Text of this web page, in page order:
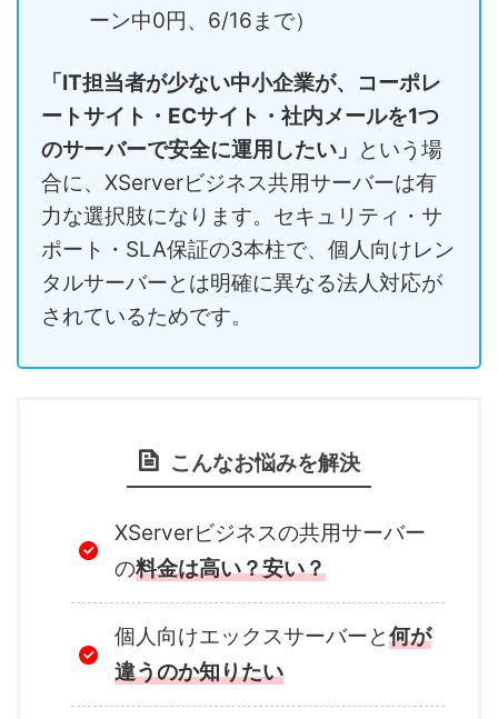
ーン中0円、6/16まで）
「IT担当者が少ない中小企業が、コーポレ
ートサイト・ECサイト・社内メールを1つ
のサーバーで安全に運用したい」 という場
合に、XServerビジネス共用サーバーは有
力な選択肢になります。セキュリティ・サ
ポート・SLA保証の3本柱で、個人向けレン
タルサーバーとは明確に異なる法人対応が
されているためです。
こんなお悩みを解決
XServerビジネスの共用サーバー
の料金は高い？安い？
個人向けエックスサーバーと何が
違うのか知りたい